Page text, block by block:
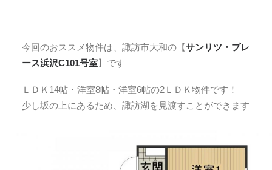
今回のおススメ物件は、諏訪市大和の【サンリツ・プレ
ース浜沢C101号室】です
ＬＤＫ14帖・洋室8帖・洋室6帖の2ＬＤＫ物件です！
少し坂の上にあるため、諏訪湖を見渡すことができます